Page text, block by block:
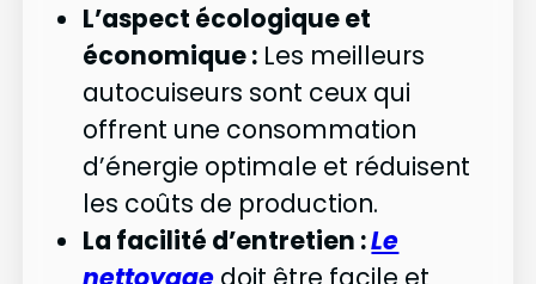
L’aspect écologique et
économique : Les meilleurs
autocuiseurs sont ceux qui
offrent une consommation
d’énergie optimale et réduisent
les coûts de production.
La facilité d’entretien :Le